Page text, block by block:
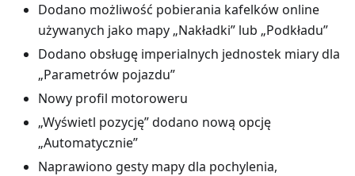
Dodano możliwość pobierania kafelków online
używanych jako mapy „Nakładki” lub „Podkładu”
Dodano obsługę imperialnych jednostek miary dla
„Parametrów pojazdu”
Nowy profil motoroweru
„Wyświetl pozycję” dodano nową opcję
„Automatycznie”
Naprawiono gesty mapy dla pochylenia,